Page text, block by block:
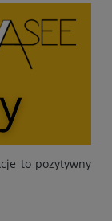
to pozytywny